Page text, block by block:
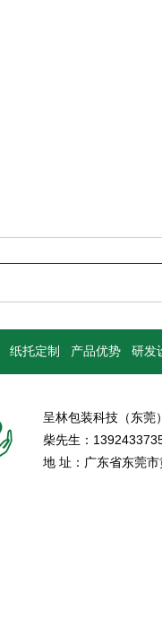
纸托定制 产品优势 研发
呈林包装科技（东
柴先生：
地 址：广东省东莞